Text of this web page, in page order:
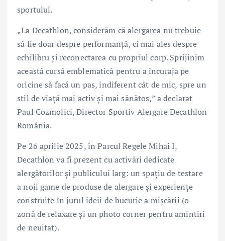
sportului.
„La Decathlon, considerăm că alergarea nu trebuie
să fie doar despre performanță, ci mai ales despre
echilibru și reconectarea cu propriul corp. Sprijinim
această cursă emblematică pentru a încuraja pe
oricine să facă un pas, indiferent cât de mic, spre un
stil de viață mai activ și mai sănătos,” a declarat
Paul Cozmolici, Director Sportiv Alergare Decathlon
România.
Pe 26 aprilie 2025, în Parcul Regele Mihai I,
Decathlon va fi prezent cu activări dedicate
alergătorilor și publicului larg: un spațiu de testare
a noii game de produse de alergare și experiențe
construite în jurul ideii de bucurie a mișcării (o
zonă de relaxare și un photo corner pentru amintiri
de neuitat).